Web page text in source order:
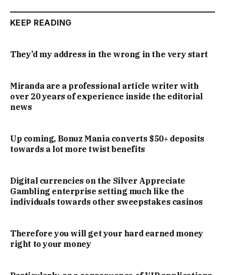
KEEP READING
They’d my address in the wrong in the very start
Miranda are a professional article writer with
over 20 years of experience inside the editorial
news
Up coming, Bonuz Mania converts $50+ deposits
towards a lot more twist benefits
Digital currencies on the Silver Appreciate
Gambling enterprise setting much like the
individuals towards other sweepstakes casinos
Therefore you will get your hard earned money
right to your money